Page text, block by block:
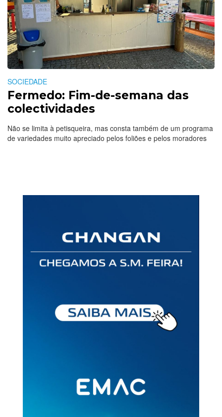
SOCIEDADE
Fermedo: Fim-de-semana das
colectividades
Não se limita à petisqueira, mas consta também de um programa
de variedades muito apreciado pelos foliões e pelos moradores